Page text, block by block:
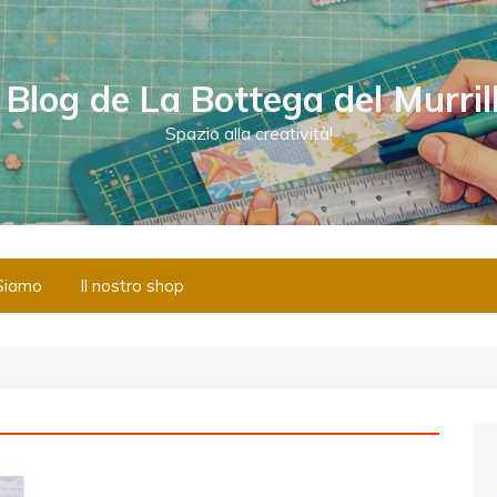
de La Bottega del
Spazio alla creatività!
Il nostro shop